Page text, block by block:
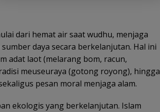
dari hemat air saat wudhu, menjaga
daya secara berkelanjutan. Hal ini
adat laot (melarang bom, racun,
meuseuraya (gotong royong), hingga
pesan moral menjaga alam.
ekologis yang berkelanjutan. Islam